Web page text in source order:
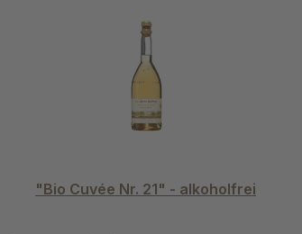
"Bio Cuvée Nr. 21" - alkoholfrei